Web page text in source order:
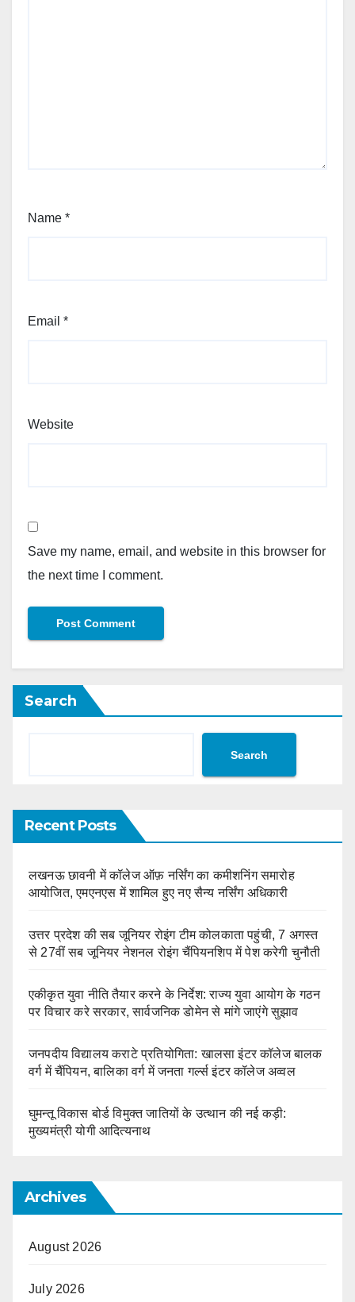
Name *
Email *
Website
Save my name, email, and website in this browser for
the next time I comment.
Search
Search
Recent Posts
लखनऊ छावनी में कॉलेज ऑफ़ नर्सिंग का कमीशनिंग समारोह
आयोजित, एमएनएस में शामिल हुए नए सैन्य नर्सिंग अधिकारी
उत्तर प्रदेश की सब जूनियर रोइंग टीम कोलकाता पहुंची, 7 अगस्त
से 27वीं सब जूनियर नेशनल रोइंग चैंपियनशिप में पेश करेगी चुनौती
एकीकृत युवा नीति तैयार करने के निर्देश: राज्य युवा आयोग के गठन
पर विचार करे सरकार, सार्वजनिक डोमेन से मांगे जाएंगे सुझाव
जनपदीय विद्यालय कराटे प्रतियोगिता: खालसा इंटर कॉलेज बालक
वर्ग में चैंपियन, बालिका वर्ग में जनता गर्ल्स इंटर कॉलेज अव्वल
घुमन्तू विकास बोर्ड विमुक्त जातियों के उत्थान की नई कड़ी:
मुख्यमंत्री योगी आदित्यनाथ
Archives
August 2026
July 2026